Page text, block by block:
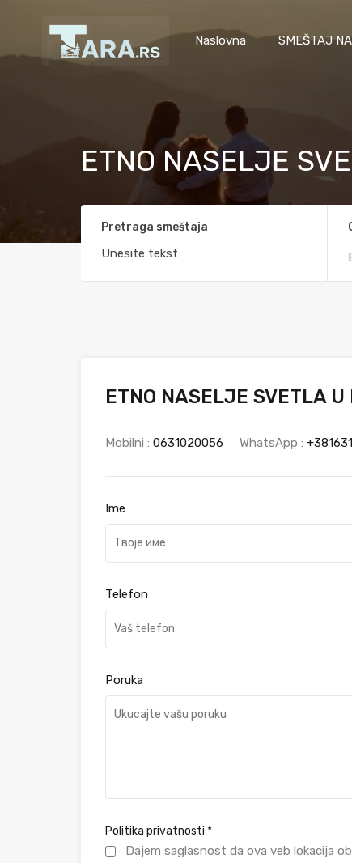
Naslovna SMEŠTAJ
ETNO NASELJE
Pretraga smeštaja
ETNO NASELJE SVETLA
Mobilni : 0631020056 WhatsApp :
Ime
Telefon
Poruka
Politika privatnosti *
Dajem saglasnost da ova veb lokacija